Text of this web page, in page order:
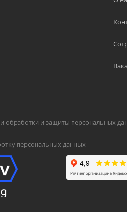
обработки и защиты персональных
персональных данных